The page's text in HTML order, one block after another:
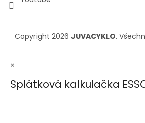
Copyright 2026 JUVACYKLO.
×
Splátková kalkulačka